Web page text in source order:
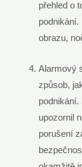
přehled o
obrazu,
Alarmový
způsob,
upozornil
porušení